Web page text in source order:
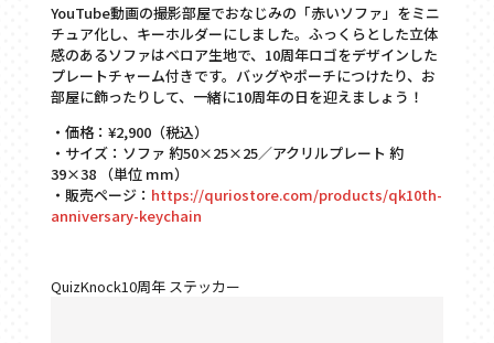
YouTube動画の撮影部屋でおなじみの「赤いソファ」をミニ
チュア化し、キーホルダーにしました。ふっくらとした立体
感のあるソファはベロア生地で、10周年ロゴをデザインした
プレートチャーム付きです。バッグやポーチにつけたり、お
部屋に飾ったりして、一緒に10周年の日を迎えましょう！
・価格：¥2,900（税込）
・サイズ：ソファ 約50×25×25／アクリルプレート 約
39×38 （単位 mm）
・販売ページ： https://quriostore.com/products/qk10th-
anniversary-keychain
QuizKnock10周年 ステッカー